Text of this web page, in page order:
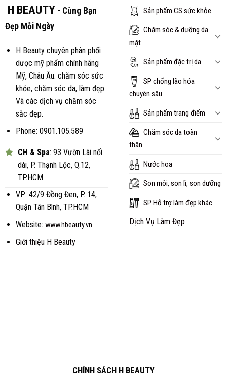
H BEAUTY - Cùng Bạn
Đẹp Mỗi Ngày
H Beauty chuyên phân phối
dược mỹ phẩm chính hãng
Mỹ, Châu Âu: chăm sóc sức
khỏe, chăm sóc da, làm đẹp.
Và các dịch vụ chăm sóc
sắc đẹp.
Phone: 0901.105.589
CH & Spa: 93 Vườn Lài nối
dài, P. Thạnh Lộc, Q.12,
TP.HCM
VP: 42/9 Đồng Đen, P. 14,
Quận Tân Bình, TP.HCM
Website: www.hbeauty.vn
Giới thiệu H Beauty
Sản phẩm CS sức khỏe
Chăm sóc & dưỡng da
mặt
Sản phẩm đặc trị da
SP chống lão hóa
chuyên sâu
Sản phẩm trang điểm
Chăm sóc da toàn
thân
Nước hoa
Son môi, son lì, son dưỡng
SP Hỗ trợ làm đẹp khác
Dịch Vụ Làm Đẹp
CHÍNH SÁCH H BEAUTY